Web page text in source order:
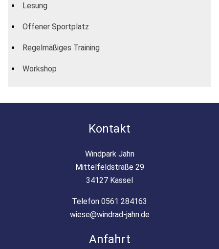
Lesung
Offener Sportplatz
Regelmäßiges Training
Workshop
Kontakt
Windpark Jahn
Mittelfeldstraße 29
34127 Kassel
Telefon 0561 284163
wiese@windrad-jahn.de
Anfahrt